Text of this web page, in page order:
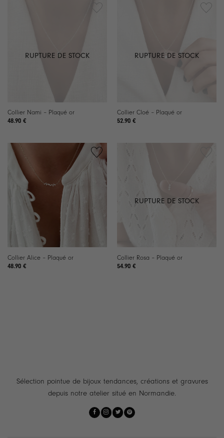
RUPTURE DE STOCK
Collier Nami – Plaqué or
48.90 €
RUPTURE DE STOCK
Collier Cloé – Plaqué or
52.90 €
Collier Alice – Plaqué or
48.90 €
RUPTURE DE STOCK
Collier Rosa – Plaqué or
54.90 €
Sélection pointue de bijoux tendances, créations et gravures
depuis notre atelier situé en Normandie.